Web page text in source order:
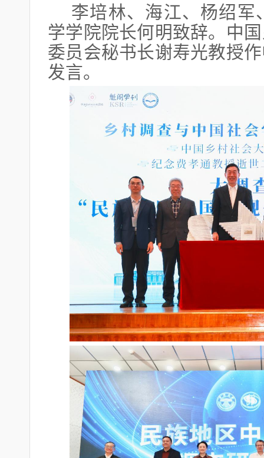
李培林、海江、杨绍军
学学院院长何明致辞。中
委员会秘书长谢寿光教授
发言。